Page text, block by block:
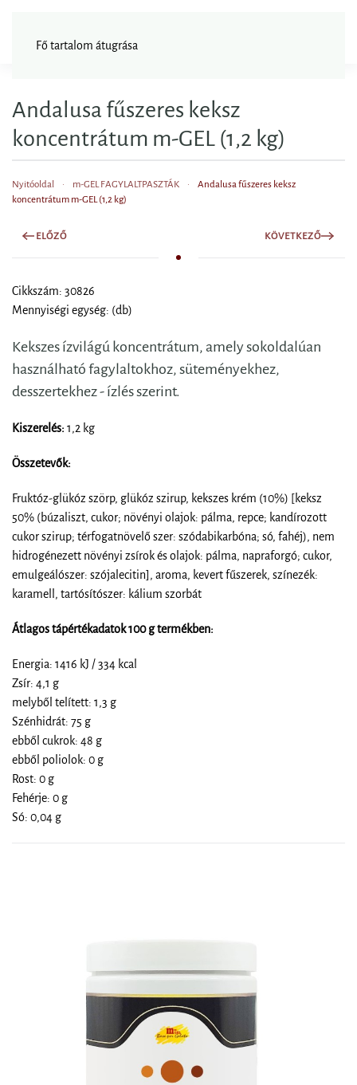
Fő tartalom átugrása
Andalusa fűszeres keksz
koncentrátum m-GEL (1,2 kg)
Nyitóoldal m-GEL FAGYLALTPASZTÁK
Andalusa fűszeres keksz
koncentrátum m-GEL (1,2 kg)
ELŐZŐ KÖVETKEZŐ
Cikkszám: 30826
Mennyiségi egység: (db)
Kekszes ízvilágú koncentrátum, amely sokoldalúan
használható fagylaltokhoz, süteményekhez,
desszertekhez - ízlés szerint.
Kiszerelés: 1,2 kg
Összetevők:
Fruktóz-glükóz szörp, glükóz szirup, kekszes krém (10%) [keksz
50% (búzaliszt, cukor; növényi olajok: pálma, repce; kandírozott
cukor szirup; térfogatnövelő szer: szódabikarbóna; só, fahéj), nem
hidrogénezett növényi zsírok és olajok: pálma, napraforgó; cukor,
emulgeálószer: szójalecitin], aroma, kevert fűszerek, színezék:
karamell, tartósítószer: kálium szorbát
Átlagos tápértékadatok 100 g termékben:
Energia: 1416 kJ / 334 kcal
Zsír: 4,1 g
melyből telített: 1,3 g
Szénhidrát: 75 g
ebből cukrok: 48 g
ebből poliolok: 0 g
Rost: 0 g
Fehérje: 0 g
Só: 0,04 g